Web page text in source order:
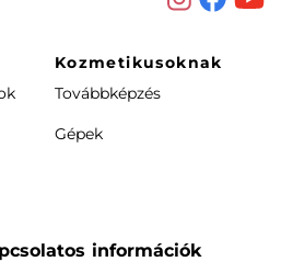
Kozmetikusoknak
Továbbképzés
Gépek
információk